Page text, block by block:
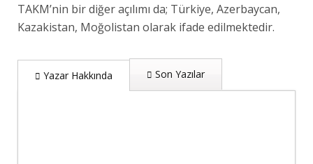
TAKM’nin bir diğer açılımı da; Türkiye, Azerbaycan,
Kazakistan, Moğolistan olarak ifade edilmektedir.
Yazar Hakkında Son Yazılar